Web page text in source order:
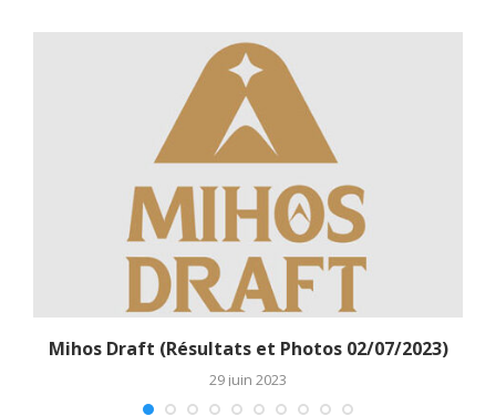
Mihos Draft (Résultats et Photos 02/07/2023)
29 juin 2023